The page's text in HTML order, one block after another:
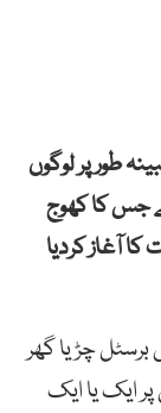
20 سال تک مبینہ طور پر لوگوں
جس کا کھوج
آغاز کردیا
چڑیا گھر
ایک یا ایک